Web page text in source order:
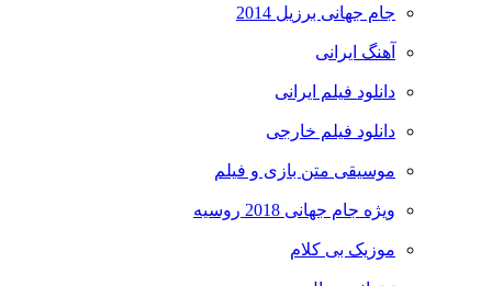
جام جهانی برزیل 2014
آهنگ ایرانی
دانلود فیلم ایرانی
دانلود فیلم خارجی
موسیقی متن بازی و فیلم
ویژه جام جهانی 2018 روسیه
موزیک بی کلام